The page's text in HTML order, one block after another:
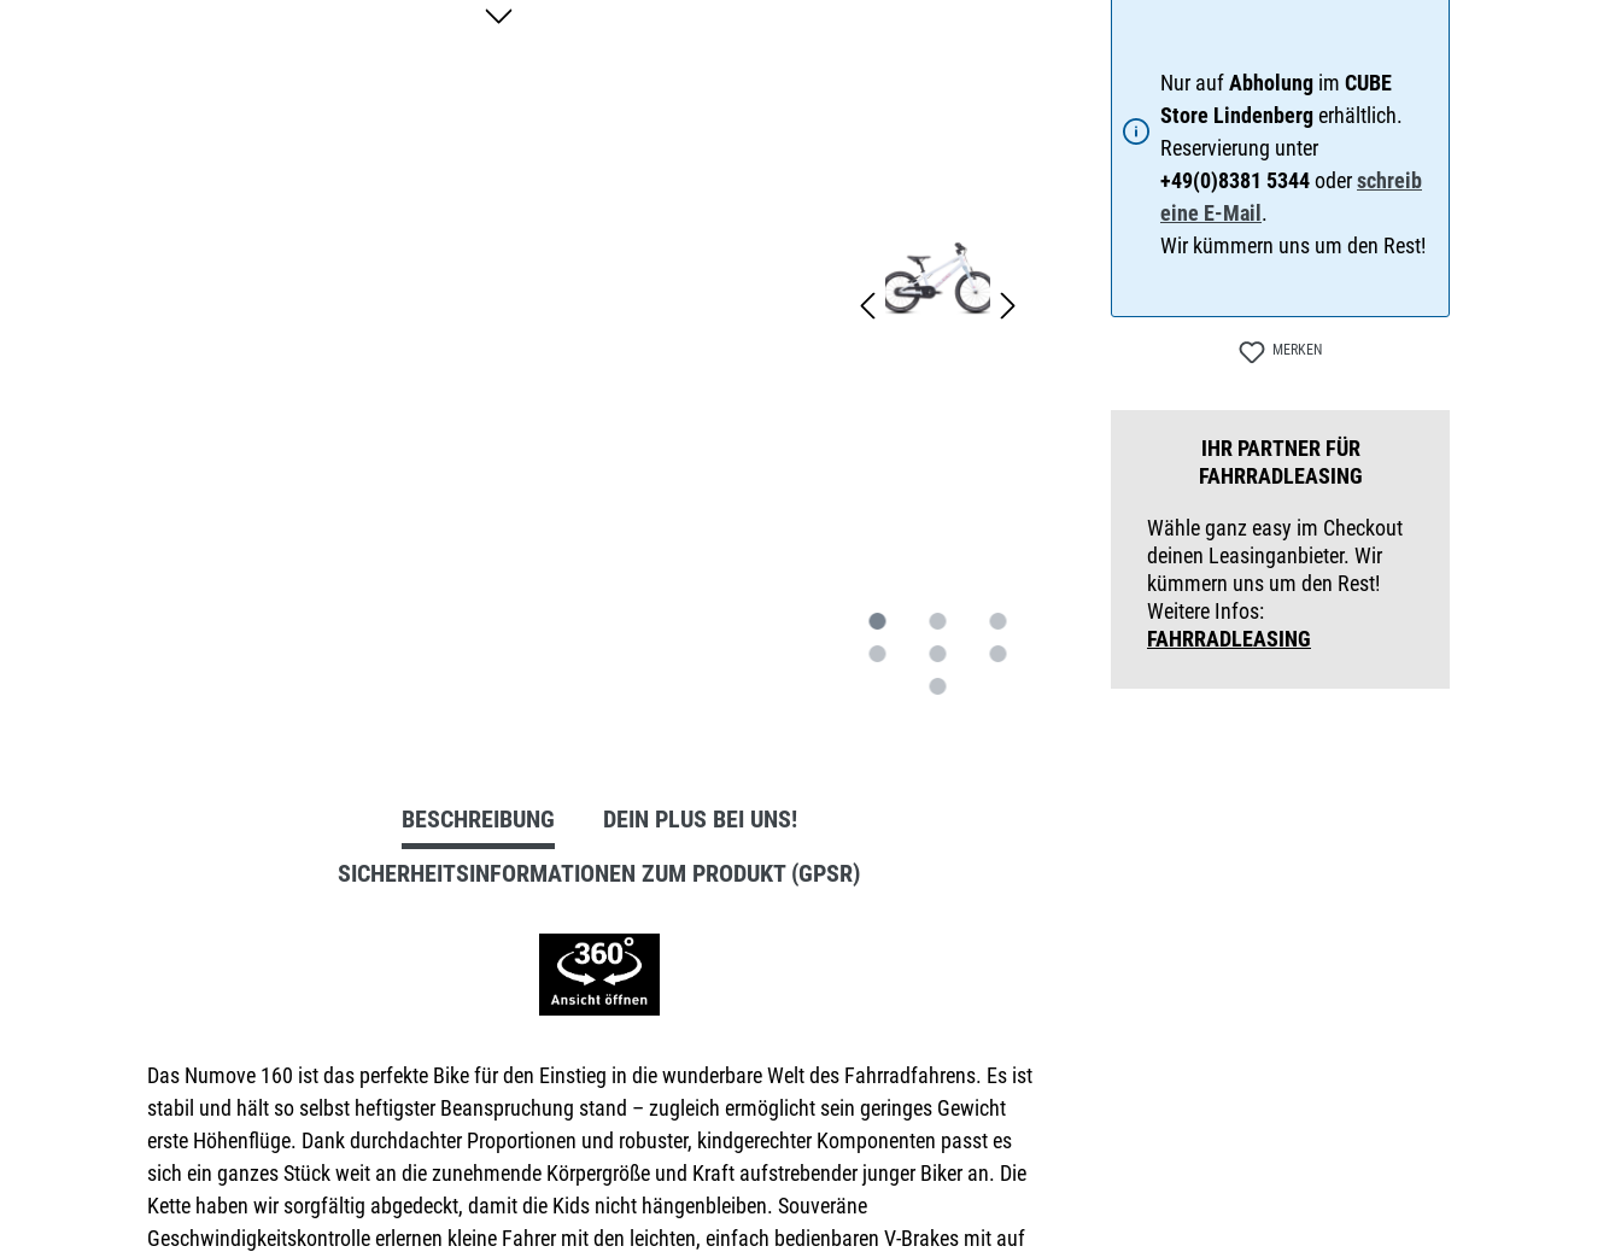
Rennrad
Schlösser
Nur aufAbholung im CUBE
Store Lindenbergerhältlich.
Reservierung unter
+49(0)8381 5344oderschreib
eine E-Mail .
Wir kümmern uns um den Rest!
MERKEN
IHR PARTNER FÜR
FAHRRADLEASING
Wähle ganz easy im Checkout
deinen Leasinganbieter. Wir
kümmern uns um den Rest!
Weitere Infos:
FAHRRADLEASING
BESCHREIBUNG
DEIN PLUS BEI UNS!
SICHERHEITSINFORMATIONEN ZUM PRODUKT (GPSR)
Das Numove 160 ist das perfekte Bike für den Einstieg in die wunderbare Welt des Fahrradfahrens. Es ist
stabil und hält so selbst heftigster Beanspruchung stand – zugleich ermöglicht sein geringes Gewicht
erste Höhenflüge. Dank durchdachter Proportionen und robuster, kindgerechter Komponenten passt es
sich ein ganzes Stück weit an die zunehmende Körpergröße und Kraft aufstrebender junger Biker an. Die
Kette haben wir sorgfältig abgedeckt, damit die Kids nicht hängenbleiben. Souveräne
Geschwindigkeitskontrolle erlernen kleine Fahrer mit den leichten, einfach bedienbaren V-Brakes mit auf